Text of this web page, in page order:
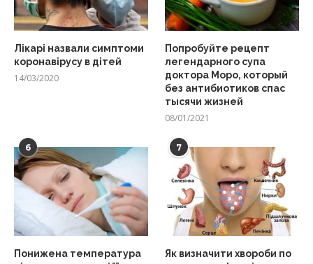
Лікарі назвали симптоми
коронавірусу в дітей
14/03/2020
Попробуйте рецепт
легендарного супа
доктора Моро, который
без антибиотиков спас
тысячи жизней
08/01/2021
6
Понижена температура
7
Як визначити хвороби по